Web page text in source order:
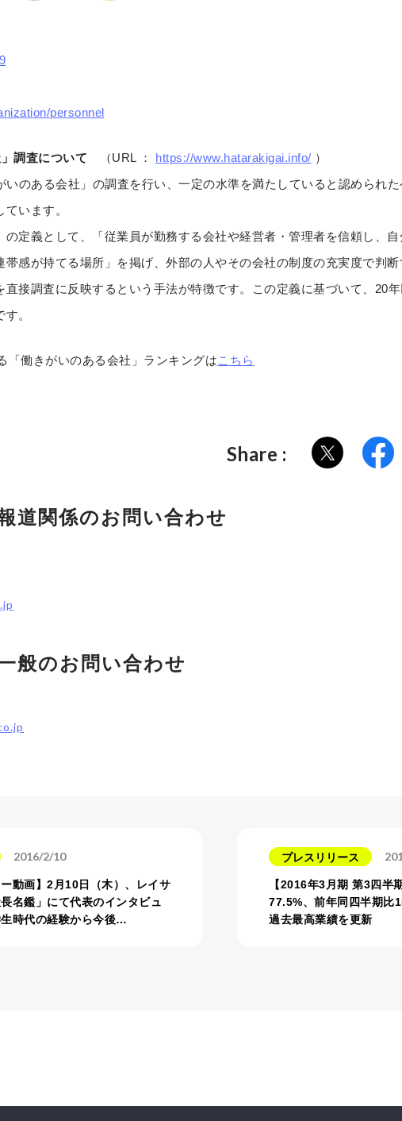
personnel
調査について （URL ： https://www.hatarakigai.info/ ）
いのある会社」の調査を行い、一定の水準を満たしていると認められ
います。
の定義として、「従業員が勤務する会社や経営者・管理者を信頼し、
帯感が持てる場所」を掲げ、外部の人やその会社の制度の充実度で判
直接調査に反映するという手法が特徴です。この定義に基づいて、20
。
「働きがいのある会社」ランキングはこちら
Share :
道関係のお問い合わせ
般のお問い合わせ
2016/2/10
ー動画】2月10日（木）、レイサ
名鑑」にて代表のインタビュ
時代の経験から今後…
プレスリリース
【2016年3月期 第3四半
77.5%、前年同四半期比
過去最高業績を更新